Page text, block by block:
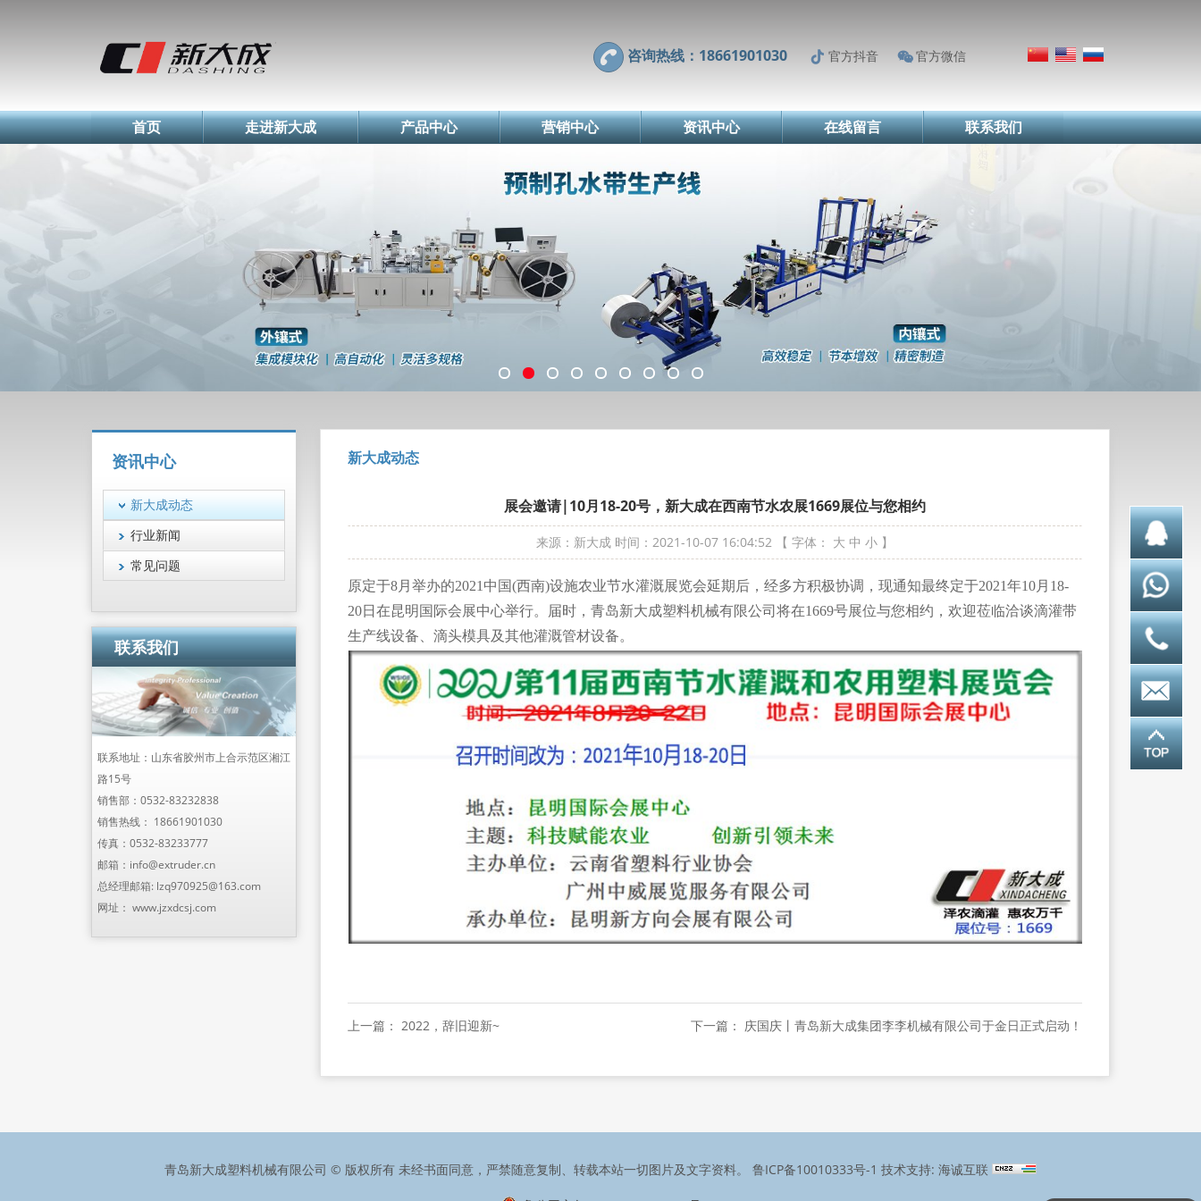
咨询热线：18661901030 官方抖音 官方微信
简体中文EnglishРусский
首页 走进新大成 产品中心 营销中心 资讯中心 在线留言 联系我们
新大成动态
展会邀请|10月18-20号，新大成在西南节水农展1669展位与您相约
来源：新大成 时间：2021-10-07 16:04:52 【 字体： 大 中 小 】
原定于8月举办的2021中国(西南)设施农业节水灌溉展览会延期后，经多方积极协调，现通知最终定于2021年10月18-
20日在昆明国际会展中心举行。届时，青岛新大成塑料机械有限公司将在1669号展位与您相约，欢迎莅临洽谈滴灌带
生产线设备、滴头模具及其他灌溉管材设备。
上一篇： 2022，辞旧迎新~ 下一篇： 庆国庆丨青岛新大成集团李李机械有限公司于金日正式启动！
资讯中心
新大成动态
行业新闻
常见问题
联系我们
联系地址：山东省胶州市上合示范区湘江
路15号
销售部： 0532-83232838
销售热线： 18661901030
传真：0532-83233777
邮箱： info@extruder.cn
总经理邮箱: lzq970925@163.com
网址： www.jzxdcsj.com
青岛新大成塑料机械有限公司 © 版权所有 未经书面同意，严禁随意复制、转载本站一切图片及文字资料。 鲁ICP备10010333号-1 技术支持: 海诚互联